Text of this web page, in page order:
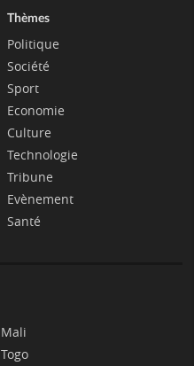
Thèmes
Politique
Société
Sport
Economie
Culture
Technologie
Tribune
Evènement
Santé
Mali
Togo